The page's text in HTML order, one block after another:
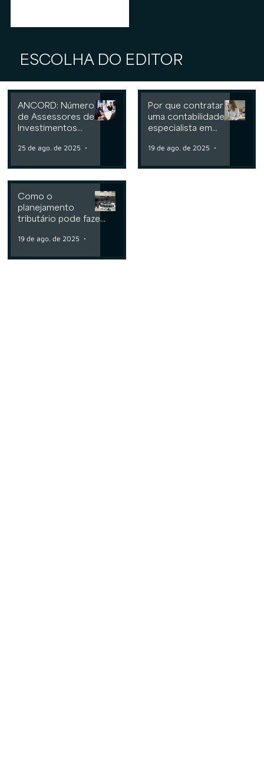
investimentos em
ESCOLHA DO EDITOR
ANCORD: Número
de Assessores de
Investimentos
últimos 12 meses
25 de ago. de 2025
Por que contratar
uma contabilidade
especialista em
investimentos
19 de ago. de 2025
Como o
planejamento
tributário pode fazer
Consultorias ou
19 de ago. de 2025